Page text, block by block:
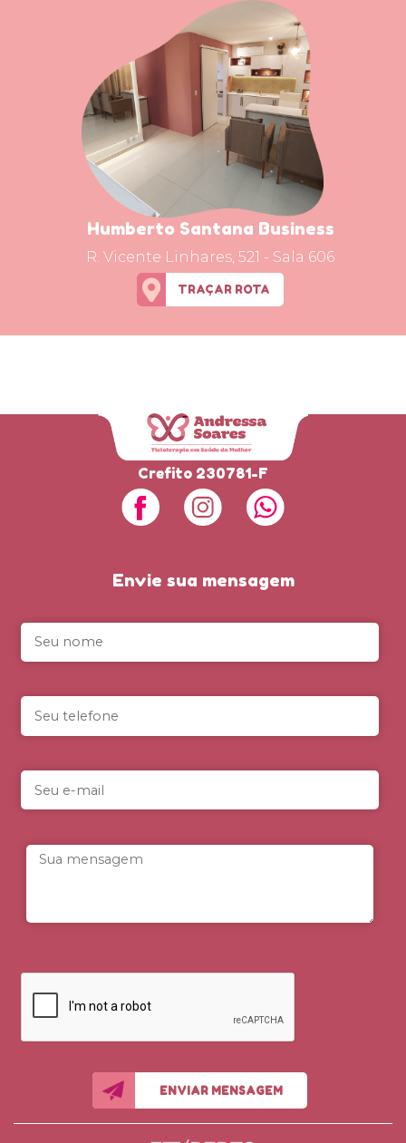
Humberto Santana Business
R. Vicente Linhares, 521 - Sala 606
TRAÇAR ROTA
Crefito 230781-F
Envie sua mensagem
ENVIAR MENSAGEM